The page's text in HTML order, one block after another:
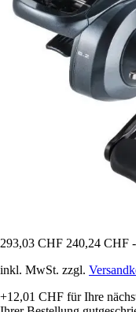
293,03 CHF 240,24 CHF
inkl. MwSt. zzgl.
+12,01 CHF für Ihre